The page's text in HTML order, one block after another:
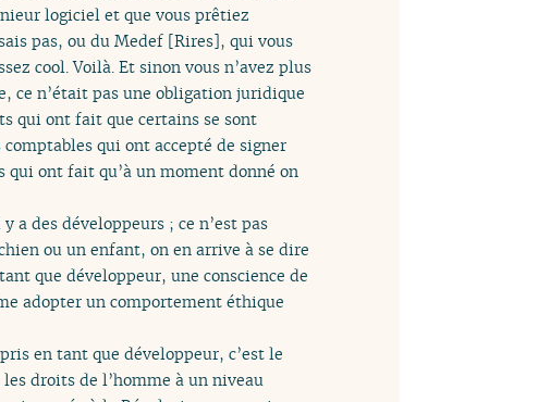
logiciel et que vous prêtiez
pas, ou du Medef [Rires], qui vous
cool. Voilà. Et sinon vous n’avez plus
ce n’était pas une obligation juridique
qui ont fait que certains se sont
qui ont accepté de signer
qui ont fait qu’à un moment donné on
a des développeurs ; ce n’est pas
ou un enfant, on en arrive à se dire
que développeur, une conscience de
adopter un comportement éthique
en tant que développeur, c’est le
droits de l’homme à un niveau